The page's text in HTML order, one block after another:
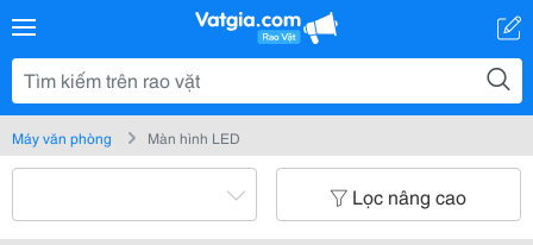
Máy văn phòng Màn hình LED
Lọc nâng cao